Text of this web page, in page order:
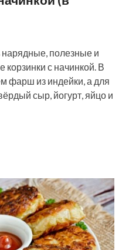
полезные и
с начинкой. В
фарш из индейки, а для
сыр, йогурт, яйцо и